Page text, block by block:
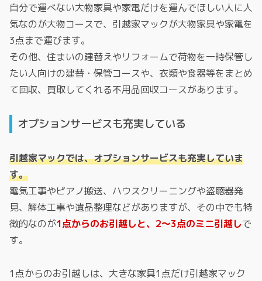
自分で運べない大物家具や家電だけを運んでほしい人に人
気なのが大物コースで、引越家マックが大物家具や家電を
3点まで運びます。
その他、住まいの建替えやリフォームで荷物を一時保管し
たい人向けの建替・保管コースや、衣類や食器等をまとめ
て回収、買取してくれる不用品回収コースがあります。
オプションサービスも充実している
引越家マックでは、オプションサービスも充実していま
す。
電気工事やピアノ搬送、ハウスクリーニングや盗聴器発
見、解体工事や遺品整理などがありますが、その中でも特
徴的なのが1点からのお引越しと、2～3点のミニ引越しで
す。
1点からのお引越しは、大きな家具1点だけ引越家マック